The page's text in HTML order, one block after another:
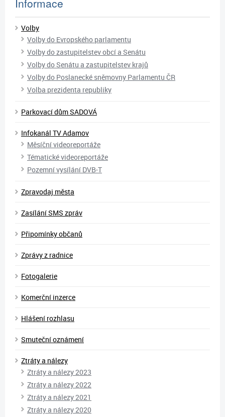
Informace
Volby
Volby do Evropského parlamentu
Volby do zastupitelstev obcí a Senátu
Volby do Senátu a zastupitelstev krajů
Volby do Poslanecké sněmovny Parlamentu ČR
Volba prezidenta republiky
Parkovací dům SADOVÁ
Infokanál TV Adamov
Měsíční videoreportáže
Tématické videoreportáže
Pozemní vysílání DVB-T
Zpravodaj města
Zasílání SMS zpráv
Připomínky občanů
Zprávy z radnice
Fotogalerie
Komerční inzerce
Hlášení rozhlasu
Smuteční oznámení
Ztráty a nálezy
Ztráty a nálezy 2023
Ztráty a nálezy 2022
Ztráty a nálezy 2021
Ztráty a nálezy 2020